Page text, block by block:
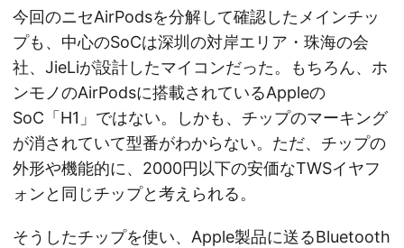
今回のニセAirPodsを分解して確認したメインチッ
プも、中心のSoCは深圳の対岸エリア・珠海の会
社、JieLiが設計したマイコンだった。もちろん、ホ
ンモノのAirPodsに搭載されているAppleの
SoC「H1」ではない。しかも、チップのマーキング
が消されていて型番がわからない。ただ、チップの
外形や機能的に、2000円以下の安価なTWSイヤフ
ォンと同じチップと考えられる。
そうしたチップを使い、Apple製品に送るBluetooth